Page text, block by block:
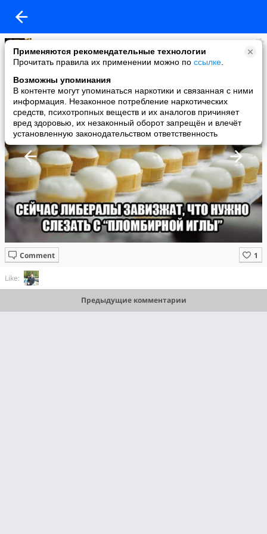
Применяются рекомендательные технологии
Прочитать правила их применении можно по ссылке
Возможны упоминания
В контенте могут упоминаться наркотики и связанная с ними
информация. Незаконное потребление наркотических
средств, психотропных веществ и их аналогов причиняет
вред здоровью, их незаконный оборот запрещён и влечёт
установленную законодательством ответственность
тёмная сторона
added a photo
14 Apr в 12:25
Comment
Like:
Предыдущие комментарии